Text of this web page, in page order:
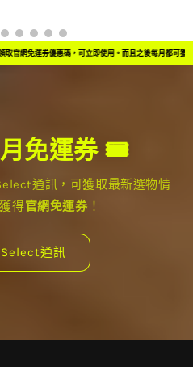
，可立即使用。而且之後每月都可獲得一張免運券，月初
免運券 🎟️
通訊，可獲取最新選物情
得官網免運券 ！
通訊